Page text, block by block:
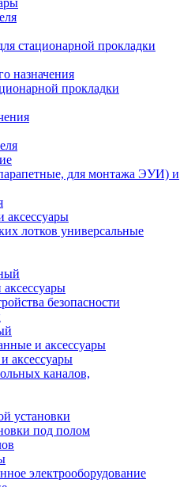
стационарной прокладки
назначения
прокладки
для монтажа ЭУИ) и
аксессуары
лотков универсальные
безопасности
и аксессуары
аксессуары
каналов,
установки
под полом
электрооборудование